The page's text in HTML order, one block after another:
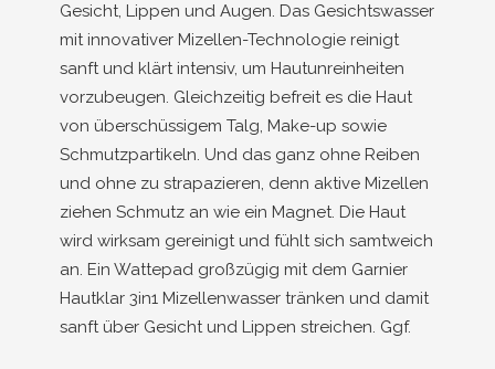
Gesicht, Lippen und Augen. Das Gesichtswasser
mit innovativer Mizellen-Technologie reinigt
sanft und klärt intensiv, um Hautunreinheiten
vorzubeugen. Gleichzeitig befreit es die Haut
von überschüssigem Talg, Make-up sowie
Schmutzpartikeln. Und das ganz ohne Reiben
und ohne zu strapazieren, denn aktive Mizellen
ziehen Schmutz an wie ein Magnet. Die Haut
wird wirksam gereinigt und fühlt sich samtweich
an. Ein Wattepad großzügig mit dem Garnier
Hautklar 3in1 Mizellenwasser tränken und damit
sanft über Gesicht und Lippen streichen. Ggf.